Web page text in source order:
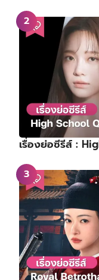
เรื่องย่อซีรีส์ :